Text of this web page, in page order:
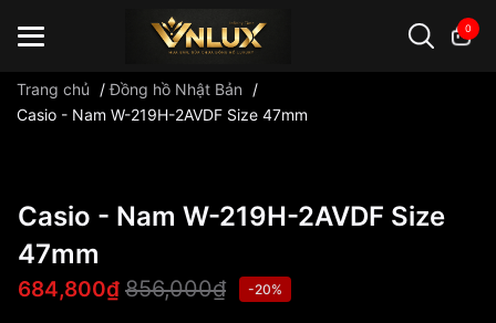
0
Trang chủ /Đồng hồ Nhật Bản
/
Casio - Nam W-219H-2AVDF Size 47mm
Casio - Nam W-219H-2AVDF Size
47mm
684,800₫ 856,000₫ -20%